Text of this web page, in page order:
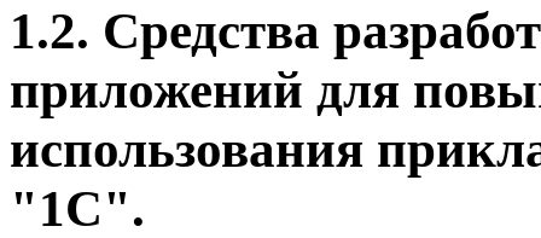
1.2. Средства
приложений для
использования
"1С".